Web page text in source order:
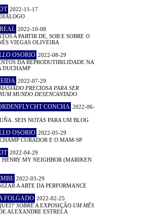
2022-11-17
2022-10-08
A PARTIR DE, SOB E SOBRE O
VIEGAS OLIVEIRA
OSORIO 2022-08-29
DA REPRODUTIBILIDADE NA
DUCHAMP
2022-07-29
PRECIOSA PARA SER
MUNDO DESENCANTADO
CONCHA 2022-06-
SEIS NOTAS PARA UM BLOG
OSORIO 2022-05-29
CURADOR E O MAM-SP
2022-04-29
HENRY MY NEIGHBOR (MARIKEN
2022-03-29
A ARTE DA PERFORMANCE
FOLGADO 2022-02-25
SOBRE A EXPOSIÇÃO UM MÊS
ALEXANDRE ESTRELA